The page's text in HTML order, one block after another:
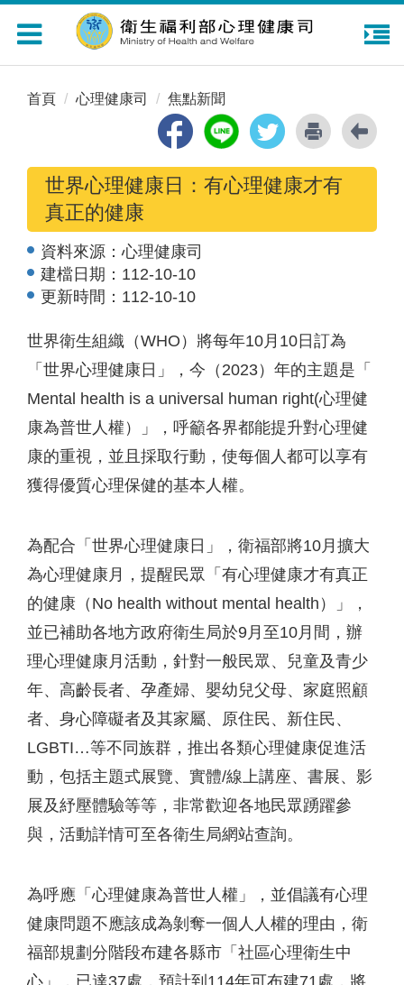
Toggle
navigation
首頁 心理健康司 焦點新聞
世界心理健康日：有心理健康才有
真正的健康
資料來源：心理健康司
建檔日期： 112-10-10
更新時間： 112-10-10
世界衛生組織（WHO）將每年10月10日訂為
「世界心理健康日」，今（2023）年的主題是「
Mental health is a universal human right(心理健
康為普世人權）」，呼籲各界都能提升對心理健
康的重視，並且採取行動，使每個人都可以享有
獲得優質心理保健的基本人權。
為配合「世界心理健康日」，衛福部將10月擴大
為心理健康月，提醒民眾「有心理健康才有真正
的健康（No health without mental health）」，
並已補助各地方政府衛生局於9月至10月間，辦
理心理健康月活動，針對一般民眾、兒童及青少
年、高齡長者、孕產婦、嬰幼兒父母、家庭照顧
者、身心障礙者及其家屬、原住民、新住民、
LGBTI…等不同族群，推出各類心理健康促進活
動，包括主題式展覽、實體/線上講座、書展、影
展及紓壓體驗等等，非常歡迎各地民眾踴躍參
與，活動詳情可至各衛生局網站查詢。
為呼應「心理健康為普世人權」，並倡議有心理
健康問題不應該成為剝奪一個人人權的理由，衛
福部規劃分階段布建各縣市「社區心理衛生中
心」，已達37處，預計到114年可布建71處，將